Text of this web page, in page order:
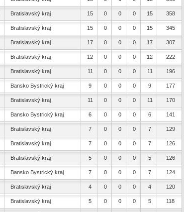
Bratislavský kraj 15 0 0 0 15 358
Bratislavský kraj 15 0 0 0 15 345
Bratislavský kraj 17 0 0 0 17 307
Bratislavský kraj 12 0 0 0 12 222
Bratislavský kraj 11 0 0 0 11 196
Bansko Bystrický kraj 9 0 0 0 9 177
Bratislavský kraj 11 0 0 0 11 170
Bansko Bystrický kraj 6 0 0 0 6 141
Bratislavský kraj 7 0 0 0 7 129
Bratislavský kraj 7 0 0 0 7 126
Bratislavský kraj 5 0 0 0 5 126
Bansko Bystrický kraj 7 0 0 0 7 124
Bratislavský kraj 4 0 0 0 4 120
Bratislavský kraj 5 0 0 0 5 118